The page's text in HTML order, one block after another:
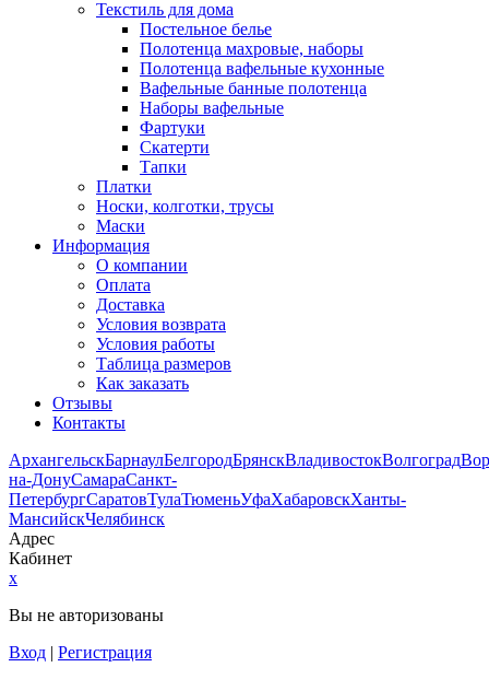
Текстиль для дома
Постельное белье
Полотенца махровые, наборы
Полотенца вафельные кухонные
Вафельные банные полотенца
Наборы вафельные
Фартуки
Скатерти
Тапки
Платки
Носки, колготки, трусы
Маски
Информация
О компании
Оплата
Доставка
Условия возврата
Условия работы
Таблица размеров
Как заказать
Отзывы
Контакты
АрхангельскБарнаулБелгородБрянскВладивостокВолгоград
на-ДонуСамараСанкт-
ПетербургСаратовТулаТюменьУфаХабаровскХанты-
МансийскЧелябинск
Адрес
Кабинет
x
Вы не авторизованы
Вход | Регистрация